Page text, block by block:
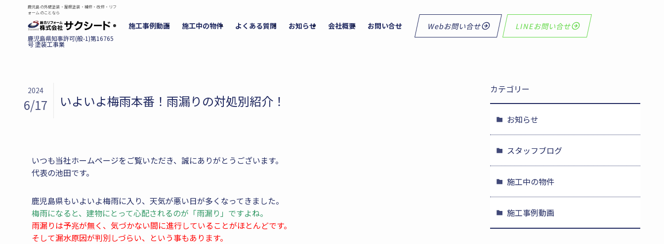
鹿児島の外壁塗装・屋根塗装・補修・改修・リフ
ォームのことなら
施工事例動画 施工中の物件 よくある質問 お知らせ 会社概要 お問い合せ Webお問い合せ LINEお問い合せ
いよいよ梅雨本番！雨漏りの対処別紹介！
2024
6/17
いつも当社ホームページをご覧いただき、誠にありがとうございます。
代表の池田です。
鹿児島県もいよいよ梅雨に入り、天気が悪い日が多くなってきました。
梅雨になると、建物にとって心配されるのが「雨漏り」ですよね。
雨漏りは予兆が無く、気づかない間に進行していることがほとんどです。
そして漏水原因が判別しづらい、という事もあります。
カテゴリー
お知らせ
スタッフブログ
施工中の物件
施工事例動画